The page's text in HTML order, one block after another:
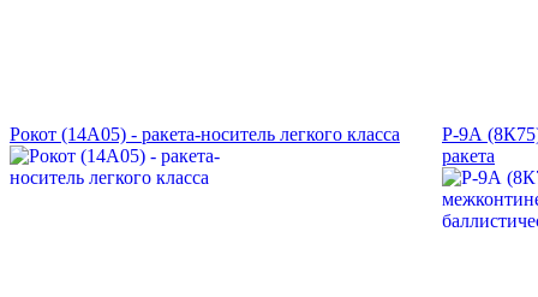
Рокот (14А05) - ракета-носитель легкого класса
Р-9А (8К75)
ракета